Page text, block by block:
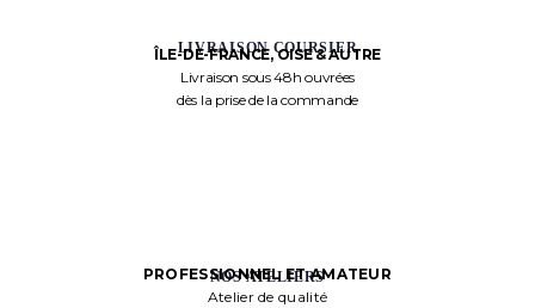
LIVRAISON COURSIER
ÎLE-DE-FRANCE, OISE & AUTRE
Livraison sous 48h ouvrées
dès la prise de la commande
NOS ATELIERS
PROFESSIONNEL ET AMATEUR
Atelier de qualité